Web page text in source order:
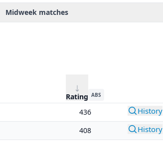
Midweek matches
Rating ABS
436 History
408 History